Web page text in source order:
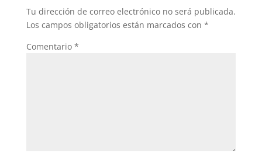
Tu dirección de correo electrónico no será publicada.
Los campos obligatorios están marcados con *
Comentario *